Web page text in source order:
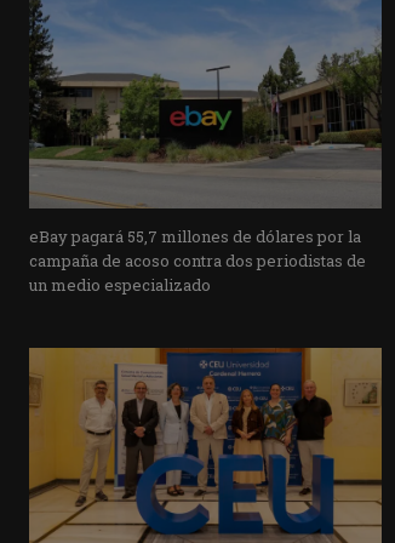
eBay pagará 55,7 millones de dólares por la
campaña de acoso contra dos periodistas de
un medio especializado